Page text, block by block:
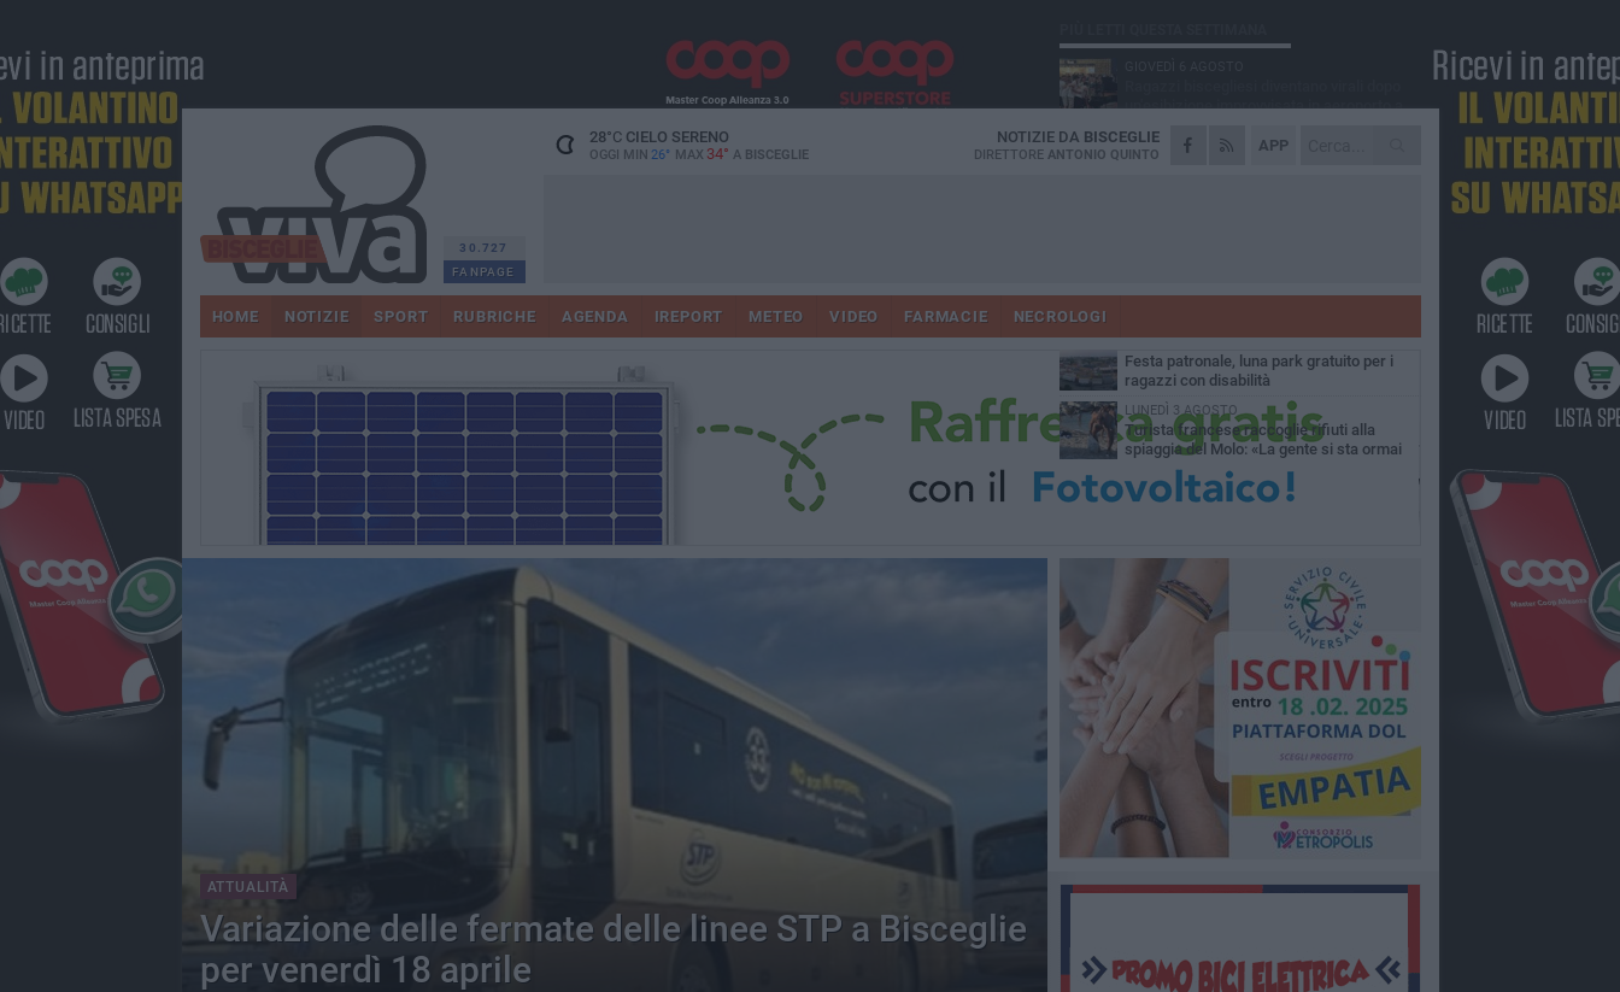
30.727
FANPAGE
28°CCIELO SERENO
OGGI MIN 26° MAX 34° A BISCEGLIE
APP
NOTIZIE DA BISCEGLIE
DIRETTORE ANTONIO QUINTO
HOME NOTIZIE SPORT RUBRICHE AGENDA IREPORT METEO VIDEO FARMACIE NECROLOGI
ATTUALITÀ
Variazione delle fermate delle linee STP a Bisceglie
per venerdì 18 aprile
un'esibizione improvvisata in aeroporto a
MARTEDÌ 4 AGOSTO
Emergenza caldo, il Comune di Bisceglie
Due auto incendiate nella notte in via Dieta
MERCOLEDÌ 5 AGOSTO
Festa patronale, luna park gratuito per i
ragazzi con disabilità
LUNEDÌ 3 AGOSTO
Turista francese raccoglie rifiuti alla
spiaggia del Molo: «La gente si sta ormai